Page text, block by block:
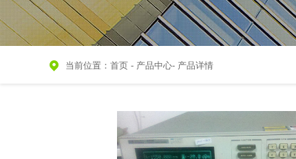
当前位置： 首页 - 产品中心- 产品详情